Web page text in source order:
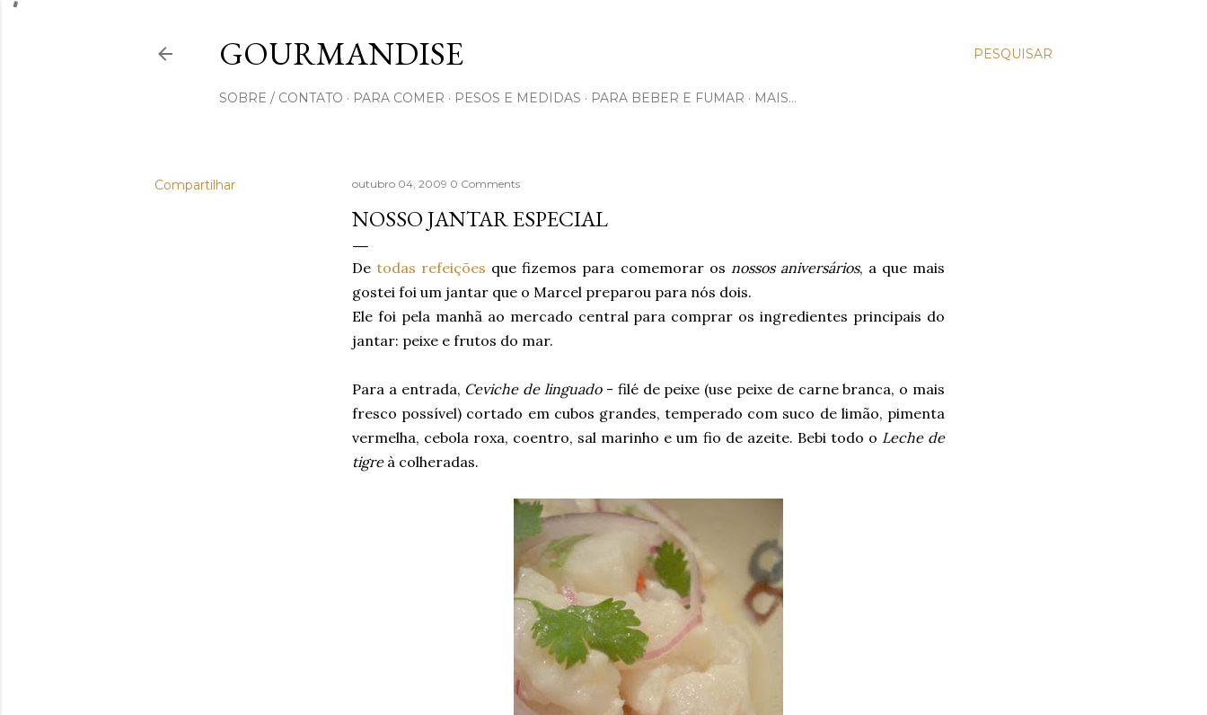
PESQUISAR
GOURMANDISE
SOBRE / CONTATO PARA COMER PESOS E MEDIDAS PARA BEBER E FUMAR MAIS…
Compartilhar outubro 04, 2009 0 Comments
NOSSO JANTAR ESPECIAL
Detodas refeições que fizemos para comemorar os nossos aniversários, a que mais
gostei foi um jantar que o Marcel preparou para nós dois.
Ele foi pela manhã ao mercado central para comprar os ingredientes principais do
jantar: peixe e frutos do mar.
Para a entrada, Ceviche de linguado - filé de peixe (use peixe de carne branca, o mais
fresco possível) cortado em cubos grandes, temperado com suco de limão, pimenta
vermelha, cebola roxa, coentro, sal marinho e um fio de azeite. Bebi todo o Leche de
tigre à colheradas.